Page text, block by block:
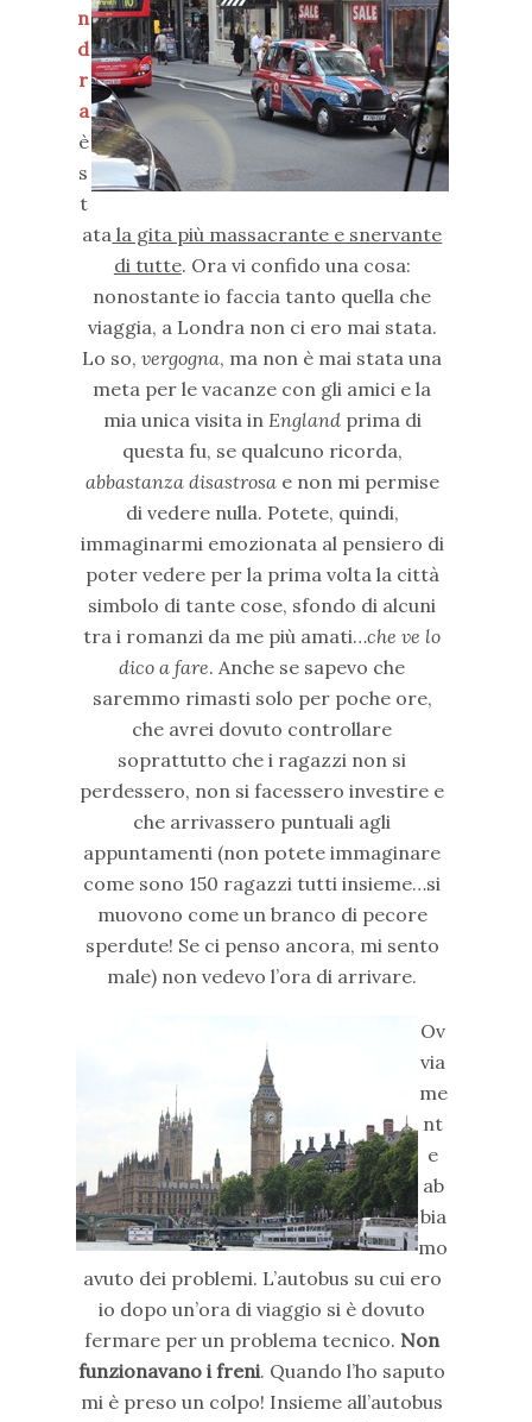
n
d
r
a
è
s
t
ata la gita più massacrante e snervante
di tutte. Ora vi confido una cosa:
nonostante io faccia tanto quella che
viaggia, a Londra non ci ero mai stata.
Lo so,vergogna, ma non è mai stata una
meta per le vacanze con gli amici e la
mia unica visita in Englandprima di
questa fu, se qualcuno ricorda,
abbastanza disastrosae non mi permise
di vedere nulla. Potete, quindi,
immaginarmi emozionata al pensiero di
poter vedere per la prima volta la città
simbolo di tante cose, sfondo di alcuni
tra i romanzi da me più amati…che ve lo
dico a fare. Anche se sapevo che
saremmo rimasti solo per poche ore,
che avrei dovuto controllare
soprattutto che i ragazzi non si
perdessero, non si facessero investire e
che arrivassero puntuali agli
appuntamenti (non potete immaginare
come sono 150 ragazzi tutti insieme…si
muovono come un branco di pecore
sperdute! Se ci penso ancora, mi sento
male) non vedevo l’ora di arrivare.
Ov
via
me
nt
e
ab
bia
mo
avuto dei problemi. L’autobus su cui ero
io dopo un’ora di viaggio si è dovuto
fermare per un problema tecnico. Non
funzionavano i freni. Quando l’ho saputo
mi è preso un colpo! Insieme all’autobus